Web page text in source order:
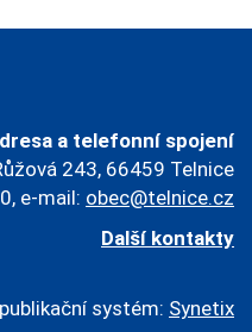
a telefonní spojení
243, 66459 Telnice
e-mail: obec@telnice.cz
Další kontakty
publikační systém: Synetix